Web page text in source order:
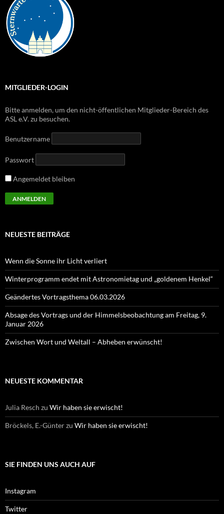
MITGLIEDER-LOGIN
Bitte anmelden, um den nicht-öffentlichen Mitglieder-Bereich des
ASL e.V. zu besuchen.
Benutzername
Passwort
Angemeldet bleiben
NEUESTE BEITRÄGE
Wenn die Sonne ihr Licht verliert
Winterprogramm endet mit Astronomietag und „goldenem Henkel“
Geändertes Vortragsthema 06.03.2026
Absage des Vortrags und der Himmelsbeobachtung am Freitag, 9.
Januar 2026
Zwischen Wort und Weltall – Abheben erwünscht!
NEUESTE KOMMENTAR
Julia Resch zu Wir haben sie erwischt!
Bröckels, E.-Günterzu Wir haben sie erwischt!
SIE FINDEN UNS AUCH AUF
Instagram
Twitter